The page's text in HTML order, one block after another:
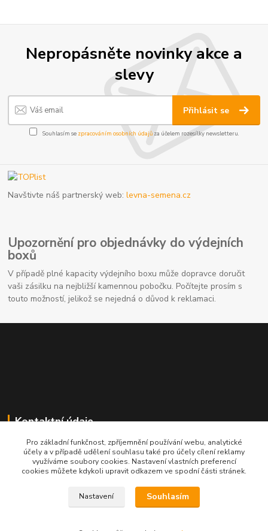
Nepropásněte novinky akce a
slevy
Přihlásit se
Souhlasím se zpracováním osobních údajůza účelem rozesílky newsletteru.
Navštivte náš partnerský web:levna-semena.cz
Upozornění pro objednávky do výdejních
boxů
V případě plné kapacity výdejního boxu může dopravce doručit
vaši zásilku na nejbližší kamennou pobočku. Počítejte prosím s
touto možností, jelikož se nejedná o důvod k reklamaci.
Kontaktní údaje
704691325
info@rostliny-prozdravi.cz
Pro základní funkčnost, zpříjemnění používání webu, analytické
účely a v případě udělení souhlasu také pro účely cílení reklamy
využíváme soubory cookies. Nastavení vlastních preferencí
cookies můžete kdykoli upravit odkazem ve spodní části stránek.
Nastavení Souhlasím